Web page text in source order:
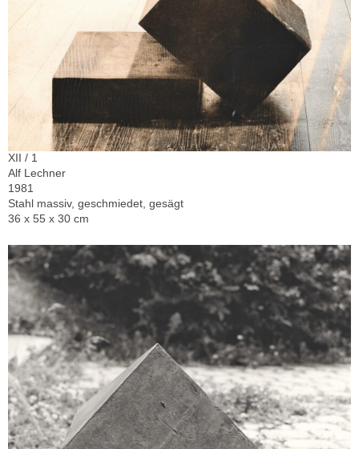
XII / 1
Alf Lechner
1981
Stahl massiv, geschmiedet, gesägt
36 x 55 x 30 cm